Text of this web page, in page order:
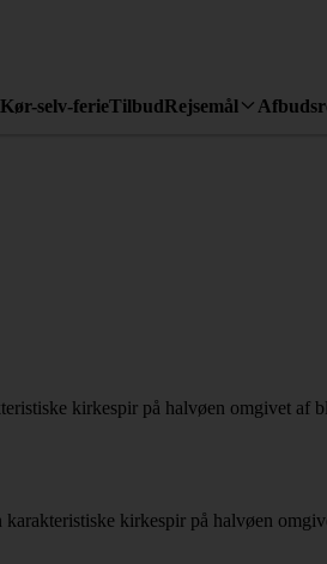
Kør-selv-ferieTilbudRejsemål